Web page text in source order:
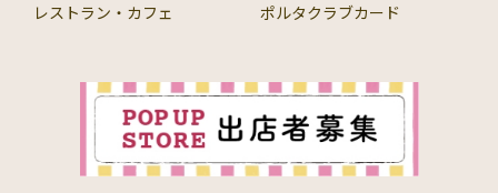
レストラン・カフェ ポルタクラブカード